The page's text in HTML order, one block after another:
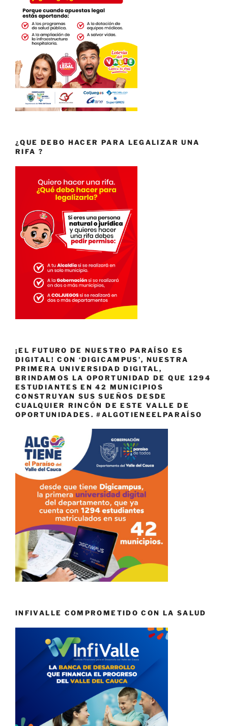
¿QUE DEBO HACER PARA LEGALIZAR UNA
RIFA ?
¡EL FUTURO DE NUESTRO PARAÍSO ES
DIGITAL! CON ‘DIGICAMPUS’, NUESTRA
PRIMERA UNIVERSIDAD DIGITAL,
BRINDAMOS LA OPORTUNIDAD DE QUE 1294
ESTUDIANTES EN 42 MUNICIPIOS
CONSTRUYAN SUS SUEÑOS DESDE
CUALQUIER RINCÓN DE ESTE VALLE DE
OPORTUNIDADES. #ALGOTIENEELPARAÍSO
INFIVALLE COMPROMETIDO CON LA SALUD